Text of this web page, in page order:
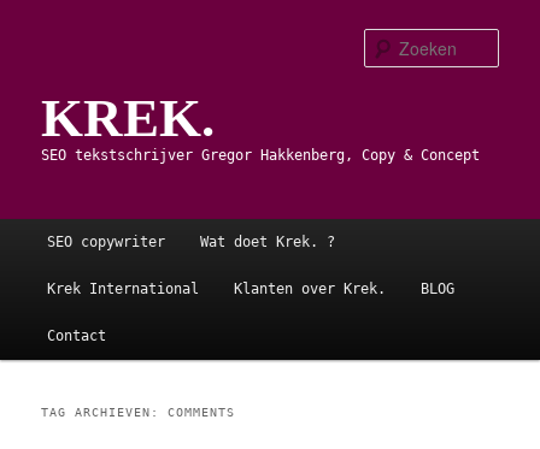
primaire
inhoud
secundaire
inhoudKREK.
SEO tekstschrijver Gregor Hakkenberg, Copy & Concept
Hoofdmenu
SEO copywriter Wat doet Krek. ?
Krek International Klanten over Krek. BLOG
Contact
TAG ARCHIEVEN:COMMENTS